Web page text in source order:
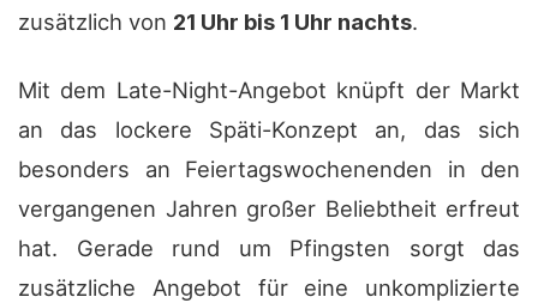
zusätzlich von 21 Uhr bis 1 Uhr nachts.
Mit dem Late-Night-Angebot knüpft der Markt
an das lockere Späti-Konzept an, das sich
besonders an Feiertagswochenenden in den
vergangenen Jahren großer Beliebtheit erfreut
hat. Gerade rund um Pfingsten sorgt das
zusätzliche Angebot für eine unkomplizierte